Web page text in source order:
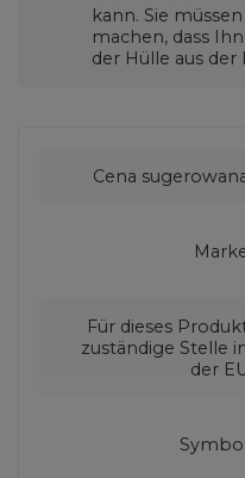
kann. Sie
machen, dass
der Hülle aus der
Cena
Für dieses
zuständige Stelle
der